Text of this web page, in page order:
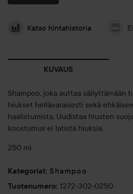
Katso hintahistoria
KUVAUS
Shampoo, joka auttaa säilyttämään
hiukset hellävaraisesti sekä
haalistumista. Uudistaa hiusten
koostumus ei latista hiuksia.
250 ml
Kategoriat: Shampoo
Tuotenumero: 1272-302-0250